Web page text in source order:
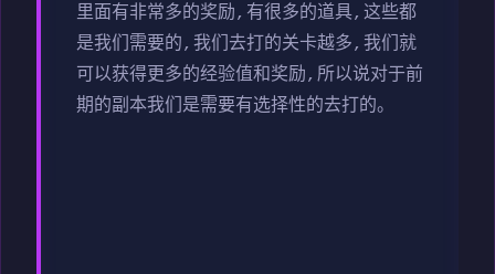
里面有非常多的奖励,有很多的道具,这些都
是我们需要的,我们去打的关卡越多,我们就
可以获得更多的经验值和奖励,所以说对于前
期的副本我们是需要有选择性的去打的。